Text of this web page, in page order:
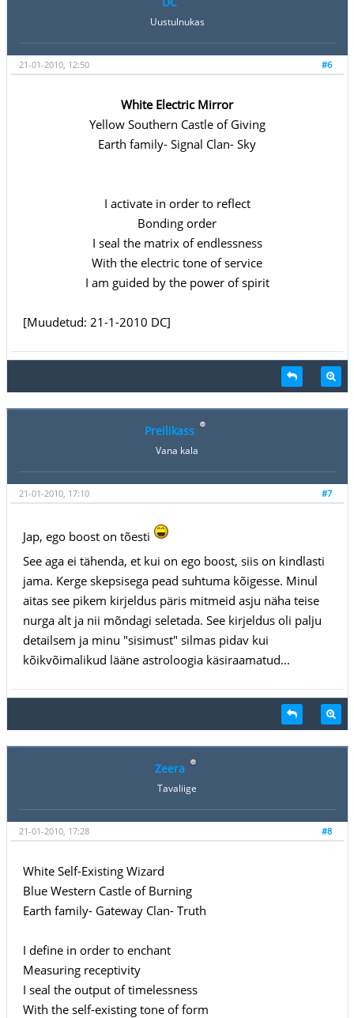
Uustulnukas
#6
21-01-2010, 12:50
White Electric Mirror
Yellow Southern Castle of Giving
Earth family- Signal Clan- Sky
I activate in order to reflect
Bonding order
I seal the matrix of endlessness
With the electric tone of service
I am guided by the power of spirit
[Muudetud: 21-1-2010 DC]
Preilikass
Vana kala
#7
21-01-2010, 17:10
Jap, ego boost on tõesti
See aga ei tähenda, et kui on ego boost, siis on kindlasti
jama. Kerge skepsisega pead suhtuma kõigesse. Minul
aitas see pikem kirjeldus päris mitmeid asju näha teise
nurga alt ja nii mõndagi seletada. See kirjeldus oli palju
detailsem ja minu "sisimust" silmas pidav kui
kõikvõimalikud lääne astroloogia käsiraamatud...
Zeera
Tavaliige
#8
21-01-2010, 17:28
White Self-Existing Wizard
Blue Western Castle of Burning
Earth family- Gateway Clan- Truth
I define in order to enchant
Measuring receptivity
I seal the output of timelessness
With the self-existing tone of form